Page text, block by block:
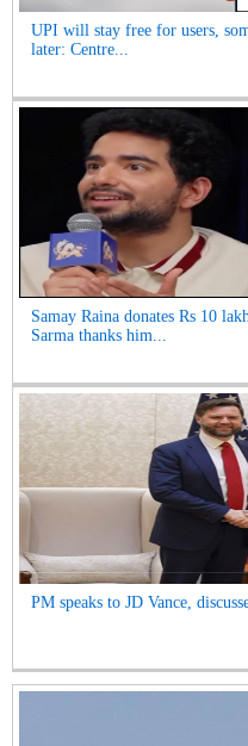
UPI will stay free for users,
later: Centre...
Samay Raina donates Rs 10
Sarma thanks him...
PM speaks to JD Vance,